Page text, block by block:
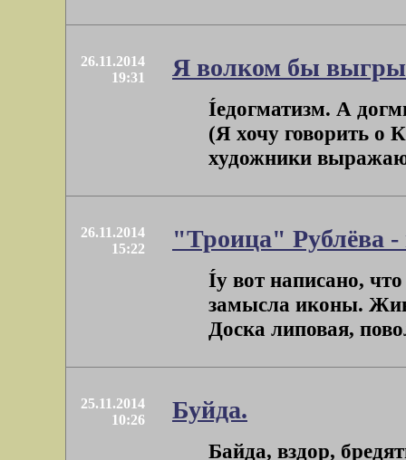
26.11.2014
19:31
Я волком бы
Íедогматизм. А
(Я хочу говорить о
художники
26.11.2014
15:22
"Троица" Рублёва -
Íу вот написано,
замысла иконы.
Доска липовая,
25.11.2014
10:26
Буйда.
Байда, вздор,